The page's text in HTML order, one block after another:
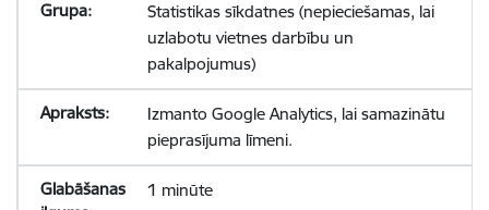
Statistikas sīkdatnes (nepieciešamas, lai
uzlabotu vietnes darbību un
pakalpojumus)
Izmanto Google Analytics, lai samazinātu
pieprasījuma līmeni.
1 minūte